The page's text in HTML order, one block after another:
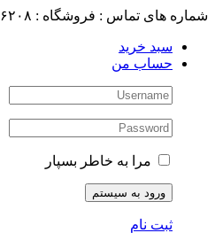
رفتن
محتوا
شماره های تماس : فروشگاه : ۸۸۸۳۶۲۰۸-021 - دفتر فروش : 88179106-021
سبد خرید
حساب من
مرا به خاطر بسپار
ثبت نام